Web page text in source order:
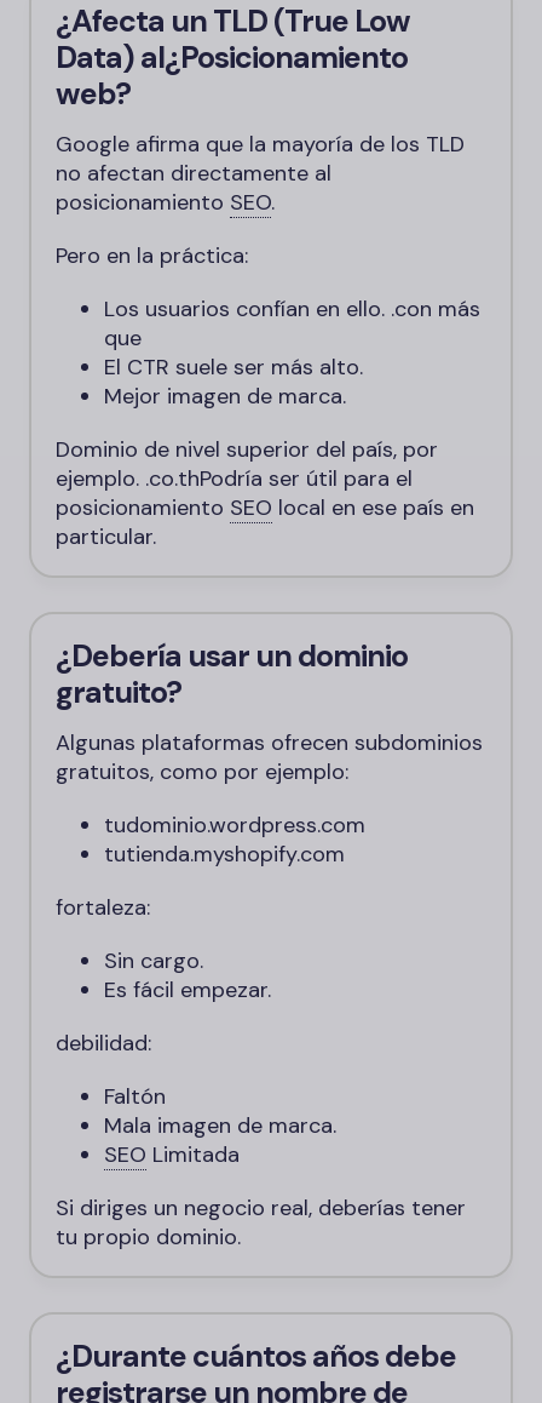
¿Afecta un TLD (True Low
Data) al¿Posicionamiento
web?
Google afirma que la mayoría de los TLD
no afectan directamente al
posicionamiento SEO.
Pero en la práctica:
Los usuarios confían en ello. .con más
que
El CTR suele ser más alto.
Mejor imagen de marca.
Dominio de nivel superior del país, por
ejemplo. .co.thPodría ser útil para el
posicionamiento SEO local en ese país en
particular.
¿Debería usar un dominio
gratuito?
Algunas plataformas ofrecen subdominios
gratuitos, como por ejemplo:
tudominio.wordpress.com
tutienda.myshopify.com
fortaleza:
Sin cargo.
Es fácil empezar.
debilidad:
Faltón
Mala imagen de marca.
SEO Limitada
Si diriges un negocio real, deberías tener
tu propio dominio.
¿Durante cuántos años debe
registrarse un nombre de